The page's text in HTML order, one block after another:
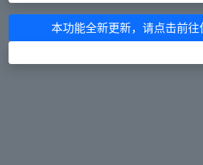
本功能全新更新，请点击前